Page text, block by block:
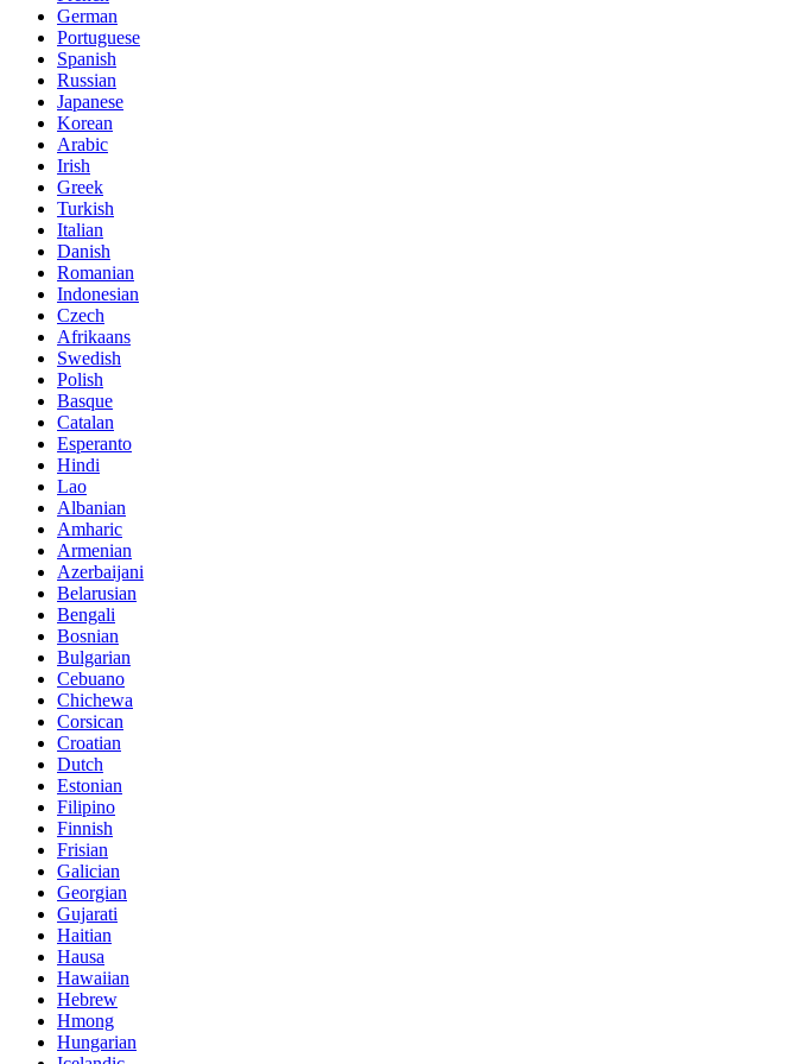
German
Portuguese
Spanish
Russian
Japanese
Korean
Arabic
Irish
Greek
Turkish
Italian
Danish
Romanian
Indonesian
Czech
Afrikaans
Swedish
Polish
Basque
Catalan
Esperanto
Hindi
Lao
Albanian
Amharic
Armenian
Azerbaijani
Belarusian
Bengali
Bosnian
Bulgarian
Cebuano
Chichewa
Corsican
Croatian
Dutch
Estonian
Filipino
Finnish
Frisian
Galician
Georgian
Gujarati
Haitian
Hausa
Hawaiian
Hebrew
Hmong
Hungarian